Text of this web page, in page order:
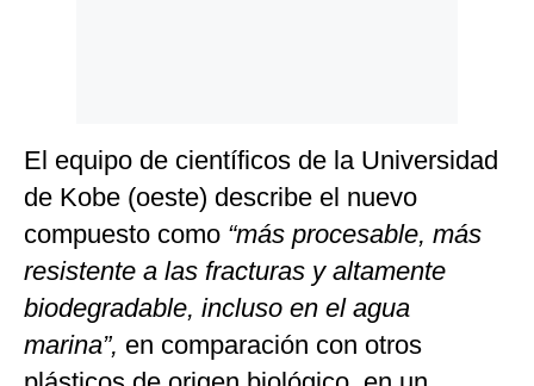
El equipo de científicos de la Universidad
de Kobe (oeste) describe el nuevo
compuesto como “más procesable, más
resistente a las fracturas y altamente
biodegradable, incluso en el agua
marina”, en comparación con otros